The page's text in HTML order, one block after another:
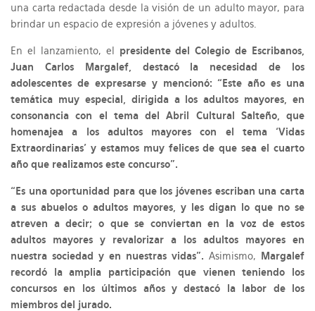
una carta redactada desde la visión de un adulto mayor, para
brindar un espacio de expresión a jóvenes y adultos.
En el lanzamiento, el presidente del Colegio de Escribanos,
Juan Carlos Margalef, destacó la necesidad de los
adolescentes de expresarse y mencionó: “Este año es una
temática muy especial, dirigida a los adultos mayores, en
consonancia con el tema del Abril Cultural Salteño, que
homenajea a los adultos mayores con el tema ‘Vidas
Extraordinarias’ y estamos muy felices de que sea el cuarto
año que realizamos este concurso”.
“Es una oportunidad para que los jóvenes escriban una carta
a sus abuelos o adultos mayores, y les digan lo que no se
atreven a decir; o que se conviertan en la voz de estos
adultos mayores y revalorizar a los adultos mayores en
nuestra sociedad y en nuestras vidas”. Asimismo, Margalef
recordó la amplia participación que vienen teniendo los
concursos en los últimos años y destacó la labor de los
miembros del jurado.